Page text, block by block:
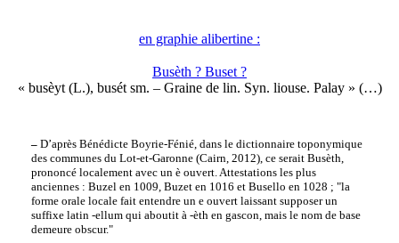
en graphie alibertine :
Busèth ? Buset ?
« busèyt (L.), busét sm. – Graine de lin. Syn. liouse. Palay » (…)
–D’après Bénédicte Boyrie-Fénié, dans le dictionnaire toponymique
des communes du Lot-et-Garonne (Cairn, 2012), ce serait Busèth,
prononcé localement avec un è ouvert. Attestations les plus
anciennes : Buzel en 1009, Buzet en 1016 et Busello en 1028 ; "la
forme orale locale fait entendre un e ouvert laissant supposer un
suffixe latin -ellum qui aboutit à -èth en gascon, mais le nom de base
demeure obscur."